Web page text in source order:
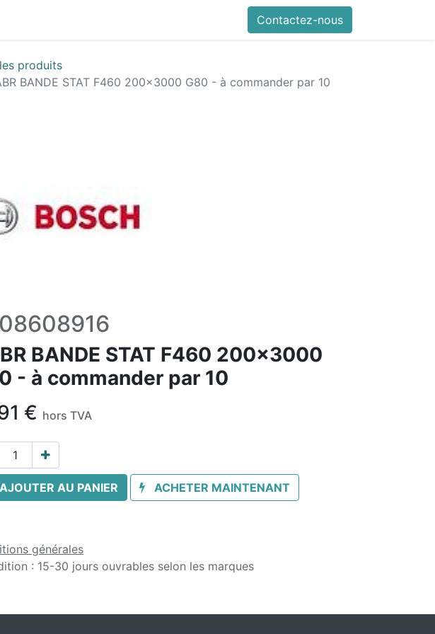
Autodiag en vidéo Mes commandes
Contactez-nous
produits
BANDE STAT F460 200x3000 G80 - à commander par 10
BANDE STAT F460 200x3000
- à commander par 10
€ hors TVA
AJOUTER AU PANIER ACHETER MAINTENANT
générales
: 15-30 jours ouvrables selon les marques